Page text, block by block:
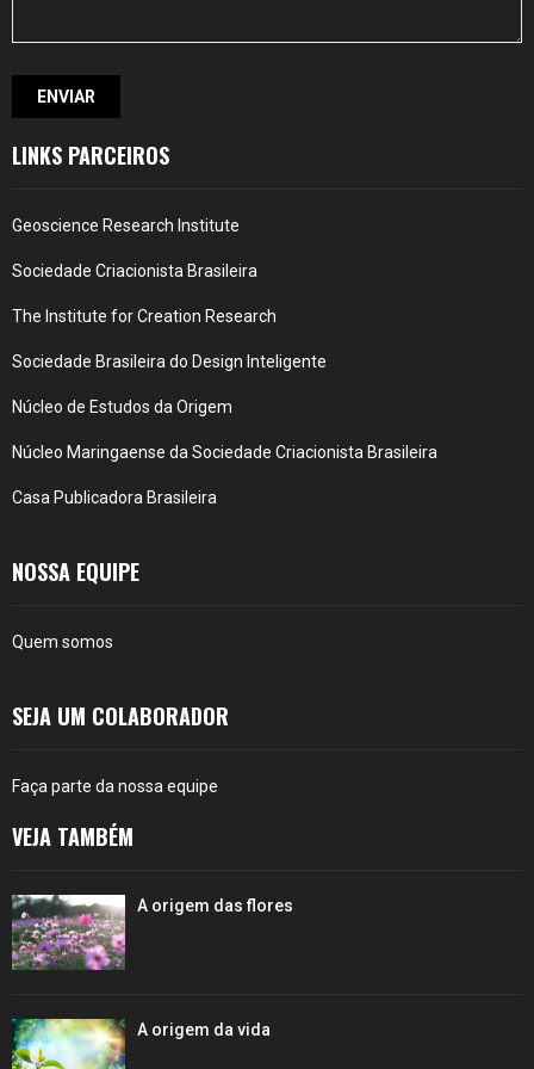
LINKS PARCEIROS
Geoscience Research Institute
Sociedade Criacionista Brasileira
The Institute for Creation Research
Sociedade Brasileira do Design Inteligente
Núcleo de Estudos da Origem
Núcleo Maringaense da Sociedade Criacionista Brasileira
Casa Publicadora Brasileira
NOSSA EQUIPE
Quem somos
SEJA UM COLABORADOR
Faça parte da nossa equipe
VEJA TAMBÉM
A origem das flores
A origem da vida